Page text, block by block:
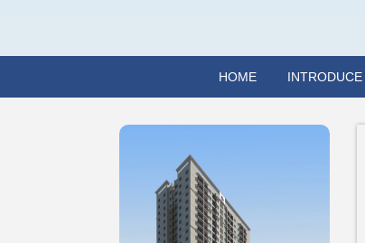
HOME INTRODUCE